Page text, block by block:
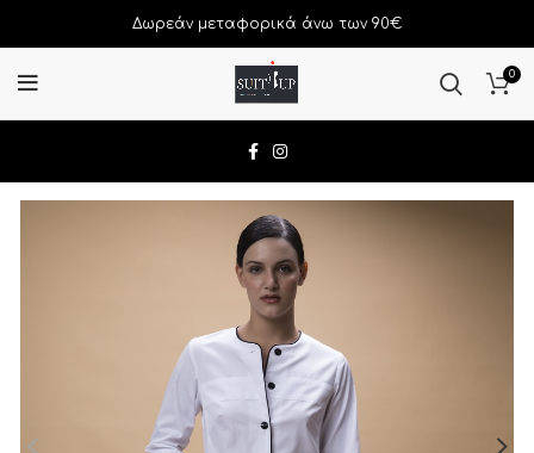
Δωρεάν μεταφορικά άνω των 90€
0